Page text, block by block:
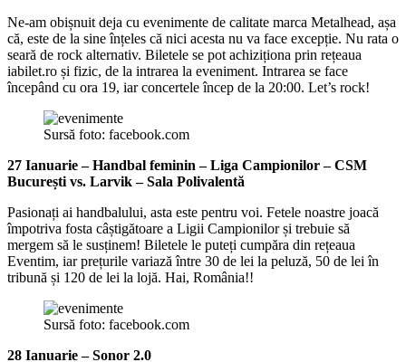
Ne-am obișnuit deja cu evenimente de calitate marca Metalhead, așa
că, este de la sine înțeles că nici acesta nu va face excepție. Nu rata o
seară de rock alternativ. Biletele se pot achiziționa prin rețeaua
iabilet.ro și fizic, de la intrarea la eveniment. Intrarea se face
începând cu ora 19, iar concertele încep de la 20:00. Let’s rock!
Sursă foto: facebook.com
27 Ianuarie – Handbal feminin – Liga Campionilor – CSM
București vs. Larvik – Sala Polivalentă
Pasionați ai handbalului, asta este pentru voi. Fetele noastre joacă
împotriva fosta câștigătoare a Ligii Campionilor și trebuie să
mergem să le susținem! Biletele le puteți cumpăra din rețeaua
Eventim, iar prețurile variază între 30 de lei la peluză, 50 de lei în
tribună și 120 de lei la lojă. Hai, România!!
Sursă foto: facebook.com
28 Ianuarie – Sonor 2.0